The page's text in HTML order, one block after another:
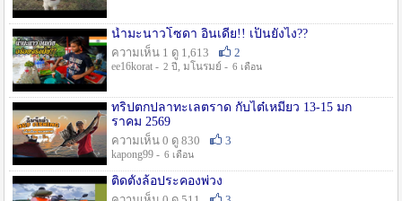
น้ำมะนาวโซดา อินเดีย!! เป็นยังไง??
ความเห็น 1 ดู 1,613
2
ee16korat - 2 ปี , มโนรมย์ - 6 เดือน
ทริปตกปลาทะเลตราด กับไต๋เหมี่ยว 13-15 มก
ราคม 2569
ความเห็น 0 ดู 830
3
kapong99 - 6 เดือน
ติดตั้งล้อประคองพ่วง